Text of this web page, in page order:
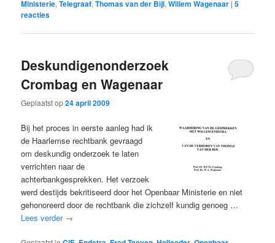
Ministerie,Telegraaf,Thomas van der Bijl,Willem Wagenaar |5
reacties
Deskundigenonderzoek
Crombag en Wagenaar
Geplaatst op24 april 2009
Bij het proces in eerste aanleg had ik
de Haarlemse rechtbank gevraagd
om deskundig onderzoek te laten
verrichten naar de
achterbankgesprekken. Het verzoek
werd destijds bekritiseerd door het Openbaar Ministerie en niet
gehonoreerd door de rechtbank die zichzelf kundig genoeg …
Lees verder →